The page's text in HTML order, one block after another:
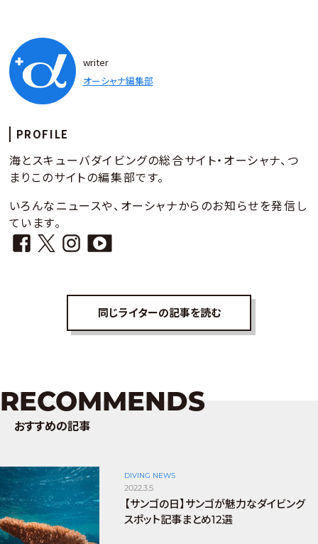
writer
オーシャナ編集部
PROFILE
海とスキューバダイビングの総合サイト・オーシャナ、つ
まりこのサイトの編集部です。
いろんなニュースや、オーシャナからのお知らせを発信し
ています。
同じライターの記事を読む
RECOMMENDS
おすすめの記事
DIVING NEWS
2022.3.5
【サンゴの日】サンゴが魅力なダイビング
スポット記事まとめ12選